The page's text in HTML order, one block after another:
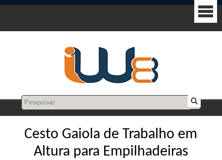
Cesto Gaiola de Trabalho em
Altura para Empilhadeiras